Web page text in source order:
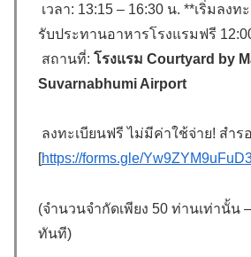
เวลา: 13:15 – 16:30 น. **เริ่มลงท
รับประทานอาหารโรงแรมฟรี
สถานที่: โรงแรม Courtyard by
Suvarnabhumi Airport
ลงทะเบียนฟรี ไม่มีค่าใช้จ่าย! สำร
[https://forms.gle/
(จำนวนจำกัดเพียง 50 ท่านเท่านั้น
ทันที)